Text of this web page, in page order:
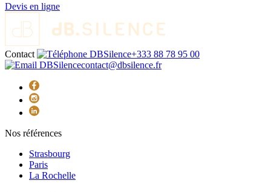
Devis en ligne
Contact
+333 88 78 95 00
contact@dbsilence.fr
Nos références
Strasbourg
Paris
La Rochelle